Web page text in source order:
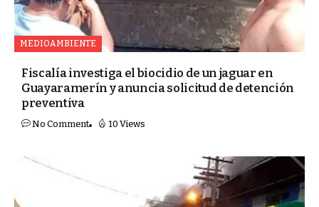
MEDIOAMBIENTE
Fiscalía investiga el biocidio de un jaguar en
Guayaramerín y anuncia solicitud de detención
preventiva
No Comment 10 Views